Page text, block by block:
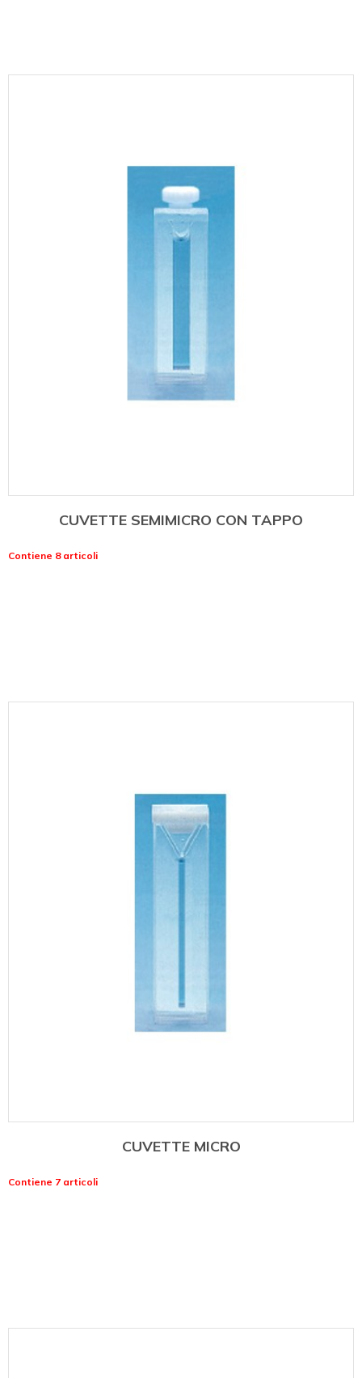
CUVETTE SEMIMICRO CON TAPPO
Contiene 8 articoli
CUVETTE MICRO
Contiene 7 articoli